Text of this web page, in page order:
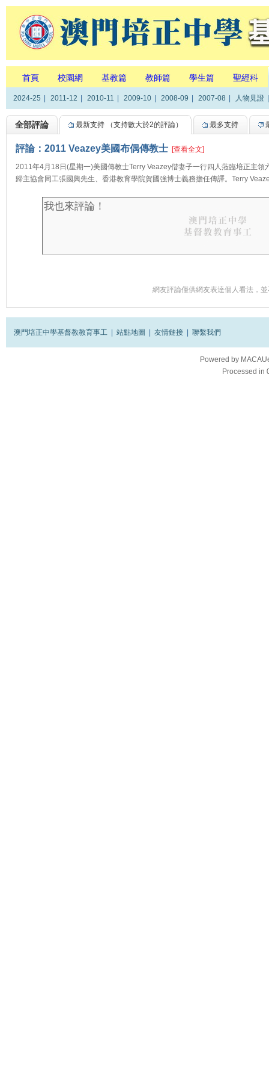
首頁 校園網 基教篇 教師篇 學生篇 聖經科
2024-25 2011-12 2010-11 2009-10 2008-09 2007-08 人物見證
全部評論 最新支持 （支持數大於2的評論） 最多支持
評論：2011 Veazey美國布偶傳教士 [查看全文]
2011年4月18日(星期一)美國傳教士Terry Veazey偕妻子一行四人蒞臨培正主
歸主協會同工張國興先生、香港教育學院賀國強博士義務擔任傳譯。Terry
網友評論僅供網友表達個人看法，
澳門培正中學基督教教育事工 站點地圖 友情鏈接 聯繫我們
Powered by
Processed in